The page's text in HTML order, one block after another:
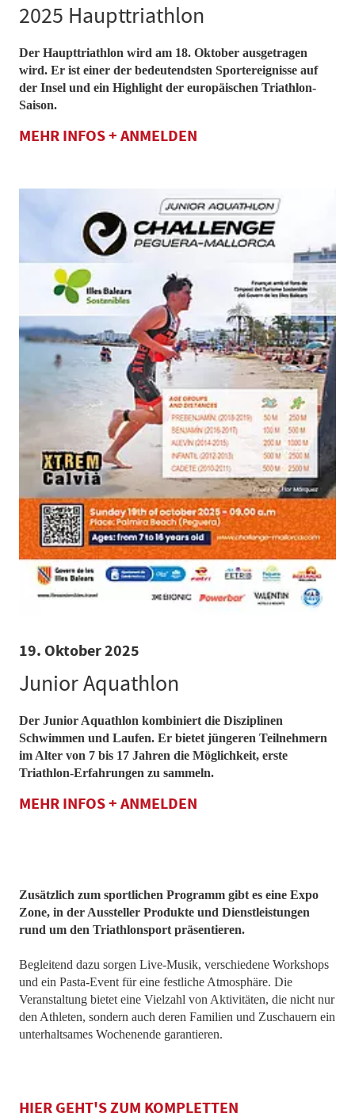
2025 Haupttriathlon
Der Haupttriathlon wird am 18. Oktober ausgetragen
wird. Er ist einer der bedeutendsten Sportereignisse auf
der Insel und ein Highlight der europäischen Triathlon-
Saison​.
MEHR INFOS + ANMELDEN
19. Oktober 2025
Junior Aquathlon
Der Junior Aquathlon kombiniert die Disziplinen
Schwimmen und Laufen. Er bietet jüngeren Teilnehmern
im Alter von 7 bis 17 Jahren die Möglichkeit, erste
Triathlon-Erfahrungen zu sammeln.
MEHR INFOS + ANMELDEN
Zusätzlich zum sportlichen Programm gibt es eine Expo
Zone, in der Aussteller Produkte und Dienstleistungen
rund um den Triathlonsport präsentieren.
Begleitend dazu sorgen Live-Musik, verschiedene Workshops
und ein Pasta-Event für eine festliche Atmosphäre. Die
Veranstaltung bietet eine Vielzahl von Aktivitäten, die nicht nur
den Athleten, sondern auch deren Familien und Zuschauern ein
unterhaltsames Wochenende garantieren.
HIER GEHT'S ZUM KOMPLETTEN